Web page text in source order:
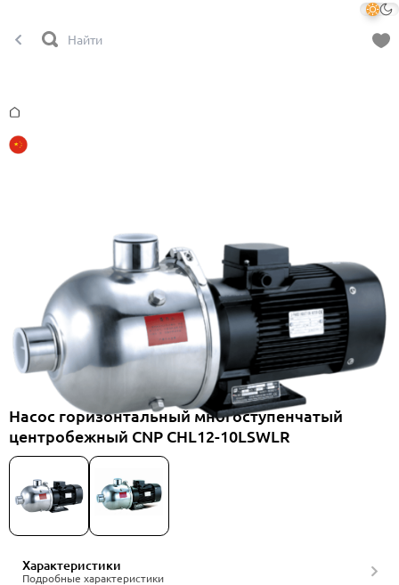
Насос горизонтальный многоступенчатый
центробежный CNP CHL12-10LSWLR
Характеристики
Подробные характеристики